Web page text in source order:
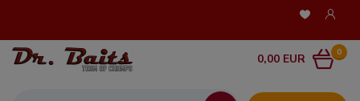
0
0,00 EUR